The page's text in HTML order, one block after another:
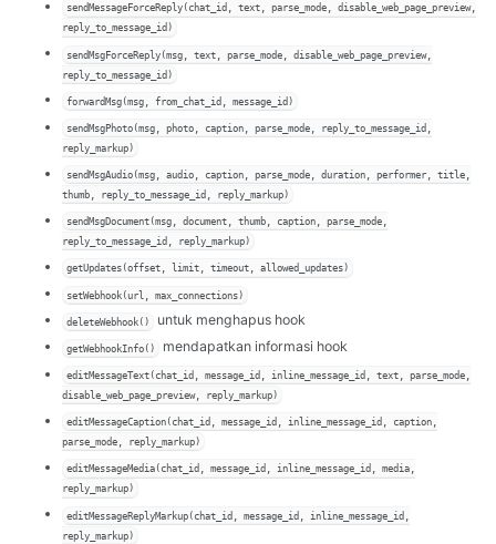
sendMessageForceReply(chat_id, text, parse_mode, disable_web_page_preview,
reply_to_message_id)
sendMsgForceReply(msg, text, parse_mode, disable_web_page_preview,
reply_to_message_id)
forwardMsg(msg, from_chat_id, message_id)
sendMsgPhoto(msg, photo, caption, parse_mode, reply_to_message_id,
reply_markup)
sendMsgAudio(msg, audio, caption, parse_mode, duration, performer, title,
thumb, reply_to_message_id, reply_markup)
sendMsgDocument(msg, document, thumb, caption, parse_mode,
reply_to_message_id, reply_markup)
getUpdates(offset, limit, timeout, allowed_updates)
setWebhook(url, max_connections)
deleteWebhook() untuk menghapus hook
getWebhookInfo() mendapatkan informasi hook
editMessageText(chat_id, message_id, inline_message_id, text, parse_mode,
disable_web_page_preview, reply_markup)
editMessageCaption(chat_id, message_id, inline_message_id, caption,
parse_mode, reply_markup)
editMessageMedia(chat_id, message_id, inline_message_id, media,
reply_markup)
editMessageReplyMarkup(chat_id, message_id, inline_message_id,
reply_markup)